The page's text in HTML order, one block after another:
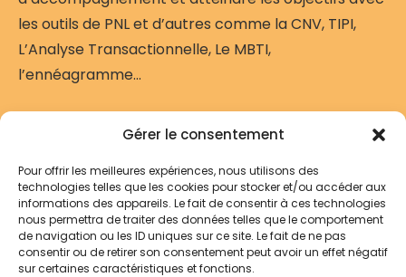
Gérer le consentement
Pour offrir les meilleures expériences, nous utilisons des
technologies telles que les cookies pour stocker et/ou accéder aux
informations des appareils. Le fait de consentir à ces technologies
nous permettra de traiter des données telles que le comportement
de navigation ou les ID uniques sur ce site. Le fait de ne pas
consentir ou de retirer son consentement peut avoir un effet négatif
sur certaines caractéristiques et fonctions.
les outils de PNL et d’autres comme la CNV, TIPI,
L’Analyse Transactionnelle, Le MBTI,
l’ennéagramme...
1.
MODULE 1 – LA POSTURE
D’ACCOMPAGNANT ET LES
FONDAMENTAUX DE LA PNL
2.
MODULE 2 – LA GESTION DES
EMOTIONS